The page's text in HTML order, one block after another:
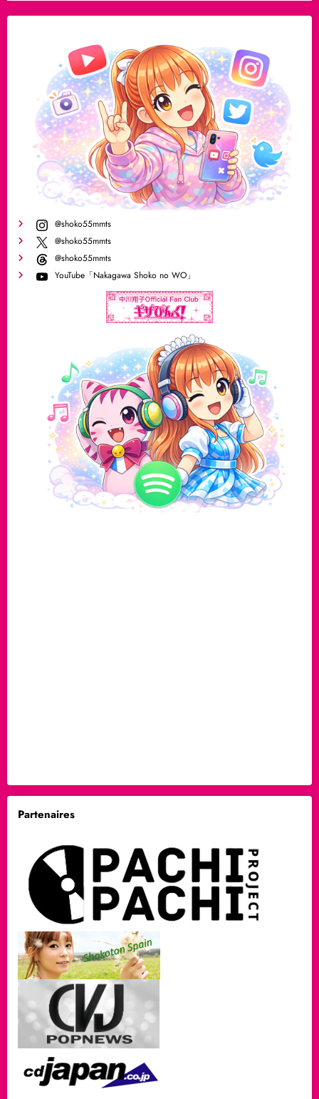
@shoko55mmts
@shoko55mmts
@shoko55mmts
YouTube「Nakagawa Shoko no WO」
Partenaires